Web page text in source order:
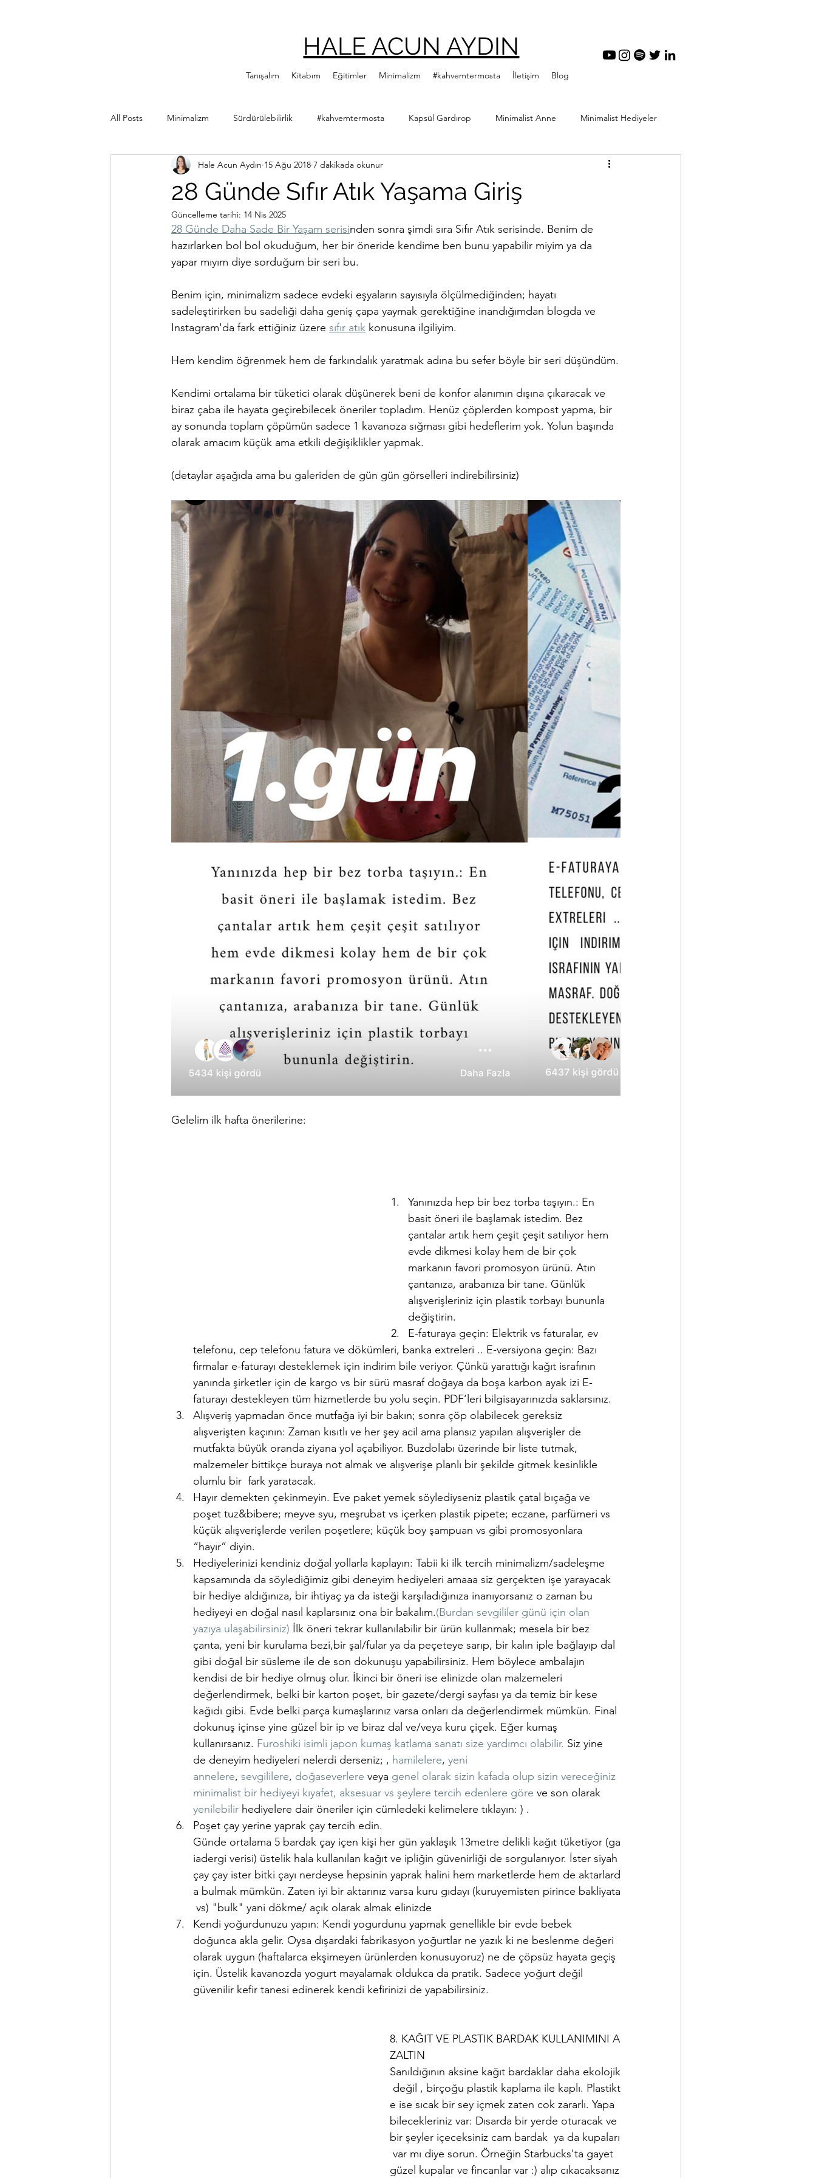
HALE ACUN AYDIN
Tanışalım Kitabım Eğitimler Minimalizm #kahvemtermosta İletişim Blog
All Posts Minimalizm Sürdürülebilirlik #kahvemtermosta Kapsül Gardırop Minimalist Anne Minimalist Hediyeler
Minimalist Seyahat İlham Verenler Minimalist Kitap Önerileri
Sürdürülebilir Mutfak Rutinler
28 Günde Sıfır Atık Yaşama Giriş
Hale Acun Aydın 15 Ağu 2018 7 dakikada okunur
Güncelleme tarihi: 14 Nis 2025
28 Günde Daha Sade Bir Yaşam serisinden sonra şimdi sıra Sıfır Atık serisinde. Benim de
hazırlarken bol bol okuduğum, her bir öneride kendime ben bunu yapabilir miyim ya da
yapar mıyım diye sorduğum bir seri bu.
Benim için, minimalizm sadece evdeki eşyaların sayısıyla ölçülmediğinden; hayatı
sadeleştirirken bu sadeliği daha geniş çapa yaymak gerektiğine inandığımdan blogda ve
Instagram'da fark ettiğiniz üzere sıfır atık konusuna ilgiliyim.
Hem kendim öğrenmek hem de farkındalık yaratmak adına bu sefer böyle bir seri düşündüm.
Kendimi ortalama bir tüketici olarak düşünerek beni de konfor alanımın dışına çıkaracak ve
biraz çaba ile hayata geçirebilecek öneriler topladım. Henüz çöplerden kompost yapma, bir
ay sonunda toplam çöpümün sadece 1 kavanoza sığması gibi hedeflerim yok. Yolun başında
olarak amacım küçük ama etkili değişiklikler yapmak.
(detaylar aşağıda ama bu galeriden de gün gün görselleri indirebilirsiniz)
Gelelim ilk hafta önerilerine:
Yanınızda hep bir bez torba taşıyın.: En
basit öneri ile başlamak istedim. Bez
çantalar artık hem çeşit çeşit satılıyor hem
evde dikmesi kolay hem de bir çok
markanın favori promosyon ürünü. Atın
çantanıza, arabanıza bir tane. Günlük
alışverişleriniz için plastik torbayı bununla
değiştirin.
E-faturaya geçin: Elektrik vs faturalar, ev
telefonu, cep telefonu fatura ve dökümleri, banka extreleri .. E-versiyona geçin: Bazı
firmalar e-faturayı desteklemek için indirim bile veriyor. Çünkü yarattığı kağıt israfının
yanında şirketler için de kargo vs bir sürü masraf doğaya da boşa karbon ayak izi E-
faturayı destekleyen tüm hizmetlerde bu yolu seçin. PDF’leri bilgisayarınızda saklarsınız.
Alışveriş yapmadan önce mutfağa iyi bir bakın; sonra çöp olabilecek gereksiz
alışverişten kaçının: Zaman kısıtlı ve her şey acil ama plansız yapılan alışverişler de
mutfakta büyük oranda ziyana yol açabiliyor. Buzdolabı üzerinde bir liste tutmak,
malzemeler bittikçe buraya not almak ve alışverişe planlı bir şekilde gitmek kesinlikle
olumlu bir  fark yaratacak.
Hayır demekten çekinmeyin. Eve paket yemek söylediyseniz plastik çatal bıçağa ve
poşet tuz&bibere; meyve syu, meşrubat vs içerken plastik pipete; eczane, parfümeri vs
küçük alışverişlerde verilen poşetlere; küçük boy şampuan vs gibi promosyonlara
“hayır” diyin.
Hediyelerinizi kendiniz doğal yollarla kaplayın: Tabii ki ilk tercih minimalizm/sadeleşme
kapsamında da söylediğimiz gibi deneyim hediyeleri amaaa siz gerçekten işe yarayacak
bir hediye aldığınıza, bir ihtiyaç ya da isteği karşıladığınıza inanıyorsanız o zaman bu
hediyeyi en doğal nasıl kaplarsınız ona bir bakalım.(Burdan sevgililer günü için olan
yazıya ulaşabilirsiniz) İlk öneri tekrar kullanılabilir bir ürün kullanmak; mesela bir bez
çanta, yeni bir kurulama bezi,bir şal/fular ya da peçeteye sarıp, bir kalın iple bağlayıp dal
gibi doğal bir süsleme ile de son dokunuşu yapabilirsiniz. Hem böylece ambalajın
kendisi de bir hediye olmuş olur. İkinci bir öneri ise elinizde olan malzemeleri
değerlendirmek, belki bir karton poşet, bir gazete/dergi sayfası ya da temiz bir kese
kağıdı gibi. Evde belki parça kumaşlarınız varsa onları da değerlendirmek mümkün. Final
dokunuş içinse yine güzel bir ip ve biraz dal ve/veya kuru çiçek. Eğer kumaş
kullanırsanız. Furoshiki isimli japon kumaş katlama sanatı size yardımcı olabilir. Siz yine
de deneyim hediyeleri nelerdi derseniz; , hamilelere, yeni
annelere, sevgililere, doğaseverlere veya genel olarak sizin kafada olup sizin vereceğiniz
minimalist bir hediyeyi kıyafet, aksesuar vs şeylere tercih edenlere göre ve son olarak
yenilebilir hediyelere dair öneriler için cümledeki kelimelere tıklayın: ) .
Poşet çay yerine yaprak çay tercih edin.
Günde ortalama 5 bardak çay içen kişi her gün yaklaşık 13metre delikli kağıt tüketiyor (ga
iadergi verisi) üstelik hala kullanılan kağıt ve ipliğin güvenirliği de sorgulanıyor. İster siyah
çay çay ister bitki çayı nerdeyse hepsinin yaprak halini hem marketlerde hem de aktarlard
a bulmak mümkün. Zaten iyi bir aktarınız varsa kuru gıdayı (kuruyemisten pirince bakliyata
vs) "bulk" yani dökme/ açık olarak almak elinizde
Kendi yoğurdunuzu yapın: Kendi yogurdunu yapmak genellikle bir evde bebek
doğunca akla gelir. Oysa dışardaki fabrikasyon yoğurtlar ne yazık ki ne beslenme değeri
olarak uygun (haftalarca ekşimeyen ürünlerden konusuyoruz) ne de çöpsüz hayata geçiş
için. Üstelik kavanozda yogurt mayalamak oldukca da pratik. Sadece yoğurt değil
güvenilir kefir tanesi edinerek kendi kefirinizi de yapabilirsiniz.
8. KAĞIT VE PLASTIK BARDAK KULLANIMINI A
ZALTIN
Sanıldığının aksine kağıt bardaklar daha ekolojik
değil , birçoğu plastik kaplama ile kaplı. Plastikt
e ise sıcak bir sey içmek zaten cok zararlı. Yapa
bilecekleriniz var: Dısarda bir yerde oturacak ve
bir şeyler içeceksiniz cam bardak  ya da kupaları
var mı diye sorun. Örneğin Starbucks'ta gayet
güzel kupalar ve fincanlar var :) alıp cıkacaksanız